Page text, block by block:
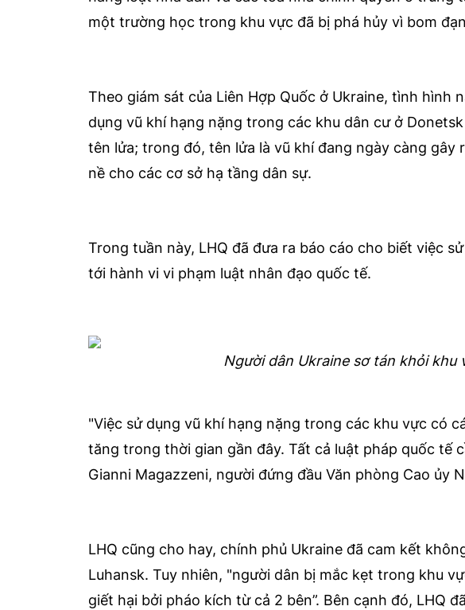
một trường học trong khu vực đã bị phá hủy vì bom
Theo giám sát của Liên Hợp Quốc ở Ukraine, tình hình
dụng vũ khí hạng nặng trong các khu dân cư ở
tên lửa; trong đó, tên lửa là vũ khí đang ngày càng
nề cho các cơ sở hạ tầng dân sự.
Trong tuần này, LHQ đã đưa ra báo cáo cho biết việc
tới hành vi vi phạm luật nhân đạo quốc tế.
Người dân Ukraine sơ tán khỏi khu
"Việc sử dụng vũ khí hạng nặng trong các khu vực có
tăng trong thời gian gần đây. Tất cả luật pháp quốc tế
Gianni Magazzeni, người đứng đầu Văn phòng Cao ủy
LHQ cũng cho hay, chính phủ Ukraine đã cam kết
Luhansk. Tuy nhiên, "người dân bị mắc kẹt trong khu
giết hại bởi pháo kích từ cả 2 bên”. Bên cạnh đó, LHQ